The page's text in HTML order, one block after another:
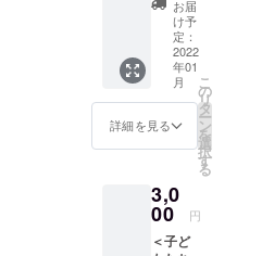
状、こ
れから
の社会
に必要
な力、
学び舎
めぶき
テーマ
にお届
けしま
す！
カル
マー
ト」の
10%割
引券を1
枚お届
けしま
す。
https://
mart.co
m/colle
ctions/f
ood 今
お届
け予
定：
2022
年01
月
詳細を見る
こ
の
リ
タ
ー
ン
を
選
択
す
る
3,0
00 円
＜子ど